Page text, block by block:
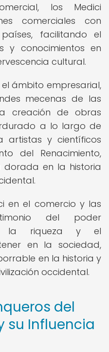
los Medici
comerciales con
facilitando el
y conocimientos en
cultural.
ámbito empresarial,
mecenas de las
creación de obras
a lo largo de
artistas y científicos
del Renacimiento,
en la historia
en el comercio y las
del poder
la riqueza y el
en la sociedad,
en la historia y
occidental.
del
su Influencia